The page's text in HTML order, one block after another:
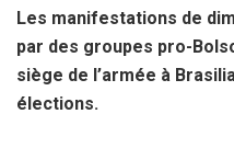
Les manifestations de
par des groupes pro-
siège de l’armée à
élections.